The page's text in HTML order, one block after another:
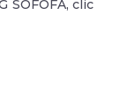
SOFOFA, clic